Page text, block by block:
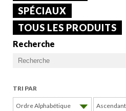
SPÉCIAUX
TOUS LES PRODUITS
Recherche
TRI PAR